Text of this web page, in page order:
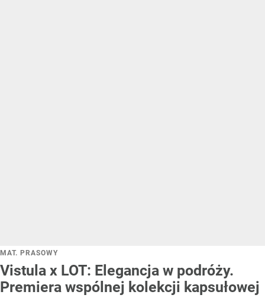
MAT. PRASOWY
Vistula x LOT: Elegancja w podróży.
Premiera wspólnej kolekcji kapsułowej